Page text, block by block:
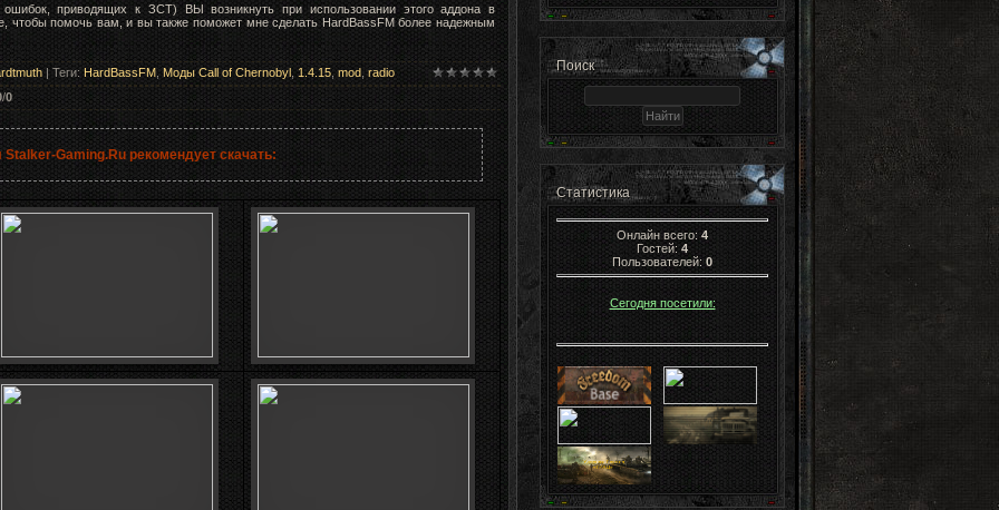
приводящих к ЗСТ) ВЫ возникнуть при использовании этого аддона в
чтобы помочь вам, и вы также поможет мне сделать HardBassFM более надежным
| Теги:HardBassFM Моды Call of Chernobyl 1.4.15 mod radio
/0
Stalker-Gaming.Ru рекомендует скачать:
Поиск
Статистика
Онлайн всего: 4
Гостей: 4
Пользователей: 0
Сегодня посетили: